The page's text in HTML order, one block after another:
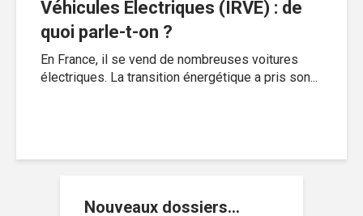
Véhicules Electriques (IRVE) : de
quoi parle-t-on ?
En France, il se vend de nombreuses voitures
électriques. La transition énergétique a pris son...
Nouveaux dossiers…